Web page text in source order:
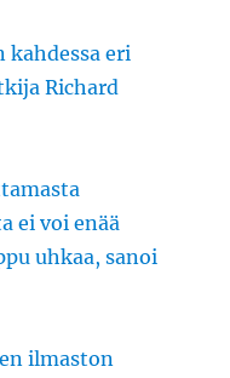
kahdessa eri
Richard
ei voi enää
uhkaa, sanoi
ilmaston